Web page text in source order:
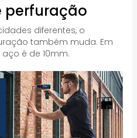
perfuração
diferentes, o
também muda. Em
é de 10mm.